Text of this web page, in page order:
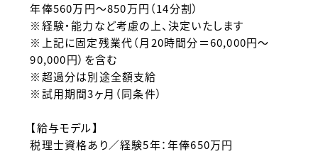
年俸560万円～850万円（14分割）
※経験・能力など考慮の上、決定いたします
※上記に固定残業代（月20時間分＝60,000円～
90,000円）を含む
※超過分は別途全額支給
※試用期間3ヶ月（同条件）
【給与モデル】
税理士資格あり／経験5年：年俸650万円